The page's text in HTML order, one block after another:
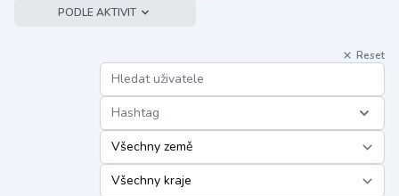
PODLE AKTIVIT
Reset
Hashtag